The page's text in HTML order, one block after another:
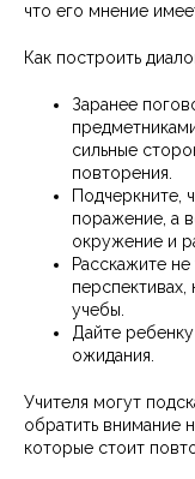
что его мнение
Как построить
Заранее
сильные
повторения.
Подчеркните,
поражение, а
окружение и
Расскажите
учебы.
Дайте
ожидания.
Учителя могут
обратить внимание
которые стоит